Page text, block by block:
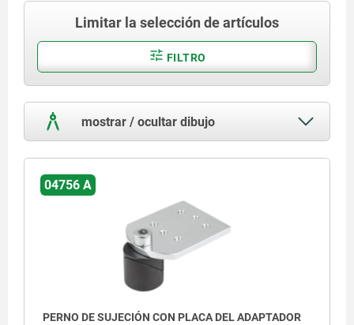
Limitar la selección de artículos
FILTRO
mostrar / ocultar dibujo
04756 A
PERNO DE SUJECIÓN CON PLACA DEL ADAPTADOR